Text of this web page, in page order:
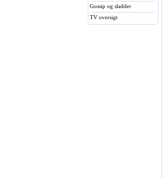
Gossip og sladder
TV oversigt